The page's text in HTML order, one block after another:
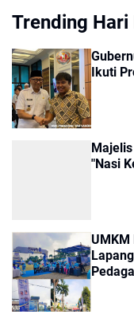
Trending Hari
Ikuti
Majelis
"Nasi
UMKM